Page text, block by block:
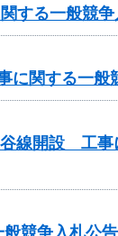
する一般競
に関する一般
線開設 工事
競争入札公告